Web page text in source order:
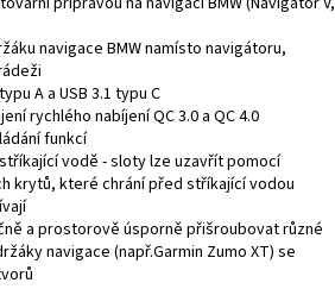
navigace BMW namísto navigátoru,
A a USB 3.1 typu C
rychlého nabíjení QC 3.0 a QC 4.0
funkcí
vodě - sloty lze uzavřít pomocí
krytů, které chrání před stříkající vodou
a prostorově úsporně přišroubovat různé
navigace (např.Garmin Zumo XT) se